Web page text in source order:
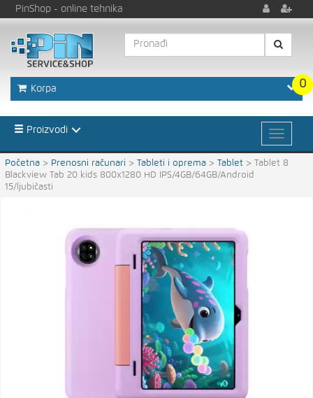
PinShop - online tehnika
0
Korpa
Proizvodi
Početna > Prenosni računari > Tableti i oprema > Tablet >
Tablet 8
Blackview Tab 20 kids 800x1280 HD IPS/4GB/64GB/Android
15/ljubičasti